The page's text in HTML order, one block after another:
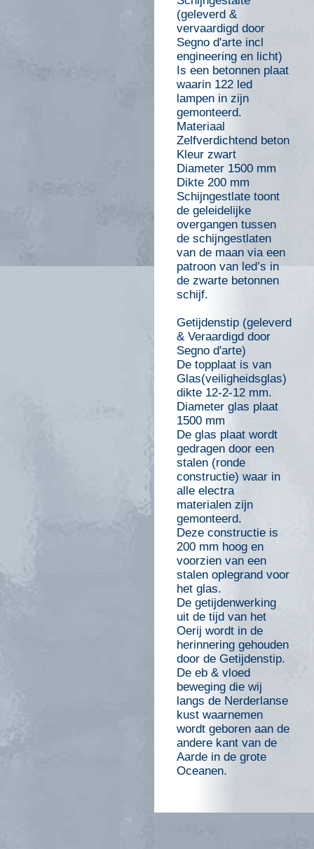
(geleverd &
vervaardigd door
Segno d'arte incl
engineering en licht)
Is een betonnen plaat
waarin 122 led
lampen in zijn
gemonteerd.
Materiaal
Zelfverdichtend beton
Kleur zwart
Diameter 1500 mm
Dikte 200 mm
Schijngestlate toont
de geleidelijke
overgangen tussen
de schijngestlaten
van de maan via een
patroon van led’s in
de zwarte betonnen
schijf.
Getijdenstip (geleverd
& Veraardigd door
Segno d'arte)
De topplaat is van
Glas(veiligheidsglas)
dikte 12-2-12 mm.
Diameter glas plaat
1500 mm
De glas plaat wordt
gedragen door een
stalen (ronde
constructie) waar in
alle electra
materialen zijn
gemonteerd.
Deze constructie is
200 mm hoog en
voorzien van een
stalen oplegrand voor
het glas.
De getijdenwerking
uit de tijd van het
Oerij wordt in de
herinnering gehouden
door de Getijdenstip.
De eb & vloed
beweging die wij
langs de Nerderlanse
kust waarnemen
wordt geboren aan de
andere kant van de
Aarde in de grote
Oceanen.